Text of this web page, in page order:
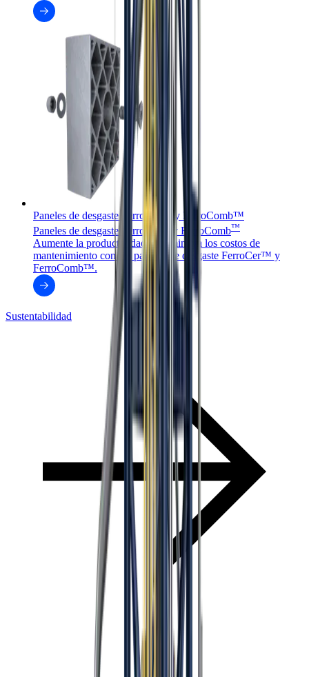
Paneles de desgaste FerroCer™ y FerroComb™
Paneles de desgaste FerroCer
y FerroComb™
Aumente la productividad y disminuya los costos de
mantenimiento con los paneles de desgaste FerroCer™ y
FerroComb™.
Sustentabilidad